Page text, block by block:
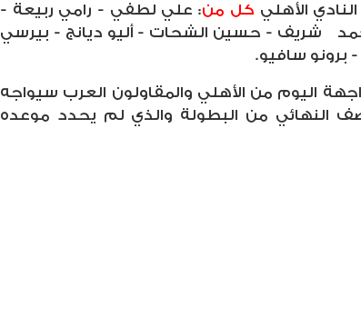
الأهلي كل من: علي لطفي - رامي ربيعة -
شريف - حسين الشحات - أليو ديانج - بيرسي
برونو سافيو.
اليوم من الأهلي والمقاولون العرب سيواجه
النهائي من البطولة والذي لم يحدد موعده